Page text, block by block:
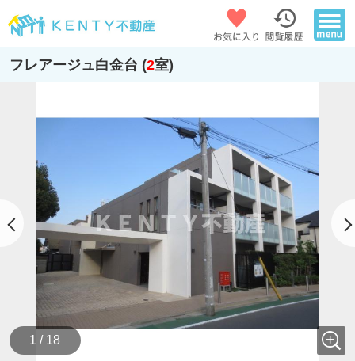
フレアージュ白金台 (2室)
1 / 18